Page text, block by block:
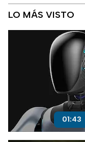
LO MÁS VISTO
01:43